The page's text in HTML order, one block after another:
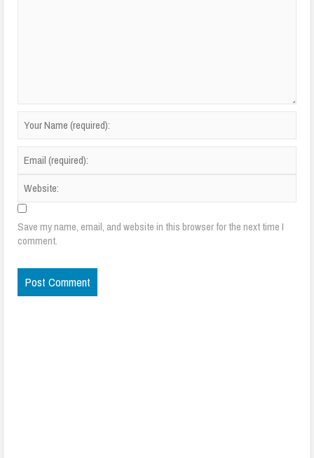
Save my name, email, and website in this browser for the next time I
comment.